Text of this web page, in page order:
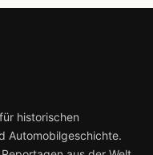
historischen
Automobilgeschichte.